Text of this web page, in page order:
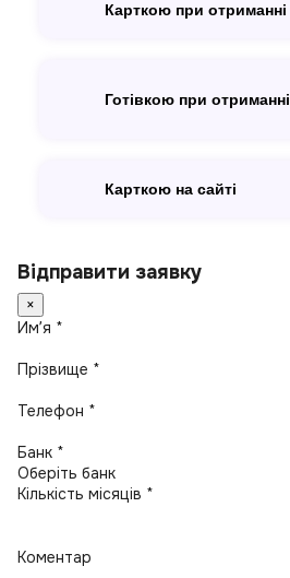
Карткою при отриманні
Готівкою при отриманні
Карткою на сайті
Відправити заявку
×
Имʼя *
Прізвище *
Телефон *
Банк *
Кількість місяців *
Коментар